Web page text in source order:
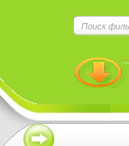
Нажмите на
!!!Если Вы с
троеточие в